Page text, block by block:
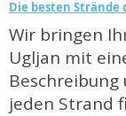
Die besten Strände
Wir bringen
Ugljan mit
jeden Strand